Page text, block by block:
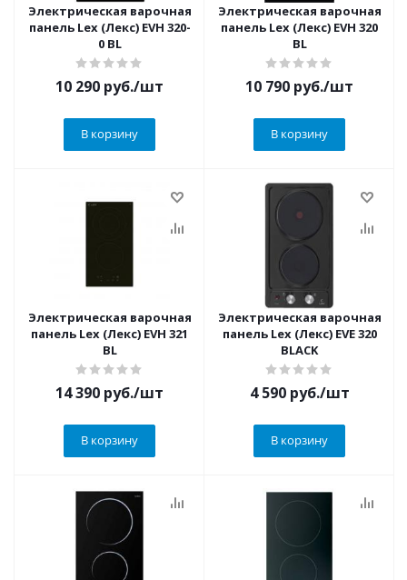
Электрическая варочная
панель Lex (Лекс) EVH 320-
0 BL
10 290 руб./шт
В корзину
Электрическая варочная
панель Lex (Лекс) EVH 320
BL
10 790 руб./шт
В корзину
Электрическая варочная
панель Lex (Лекс) EVH 321
BL
14 390 руб./шт
В корзину
Электрическая варочная
панель Lex (Лекс) EVE 320
BLACK
4 590руб./шт
В корзину